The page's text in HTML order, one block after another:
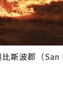
比斯波郡（